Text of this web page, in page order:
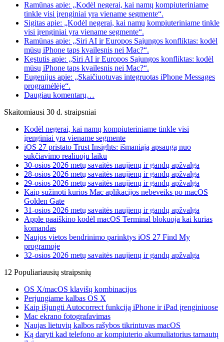
Ramūnas apie: „Kodėl negerai, kai namų kompiuteriniame
tinkle visi įrenginiai yra viename segmente“.
Sigitas apie: „Kodėl negerai, kai namų kompiuteriniame tinkle
visi įrenginiai yra viename segmente“.
Ramūnas apie: „Siri AI ir Europos Sąjungos konfliktas: kodėl
mūsų iPhone taps kvailesnis nei Mac?“.
Kęstutis apie: „Siri AI ir Europos Sąjungos konfliktas: kodėl
mūsų iPhone taps kvailesnis nei Mac?“.
Eugenijus apie: „Skaičiuotuvas integruotas iPhone Messages
programėlėje“.
Daugiau komentarų…
Skaitomiausi 30 d. straipsniai
Kodėl negerai, kai namų kompiuteriniame tinkle visi
įrenginiai yra viename segmente
iOS 27 pristato Trust Insights: išmaniąją apsaugą nuo
sukčiavimo realiuoju laiku
30-osios 2026 metų savaitės naujienų ir gandų apžvalga
28-osios 2026 metų savaitės naujienų ir gandų apžvalga
29-osios 2026 metų savaitės naujienų ir gandų apžvalga
Kaip sužinoti kurios Mac aplikacijos nebeveiks po macOS
Golden Gate
31-osios 2026 metų savaitės naujienų ir gandų apžvalga
Apple paaiškino kodėl macOS Terminal blokuoja kai kurias
komandas
Naujos vietos bendrinimo parinktys iOS 27 Find My
programoje
32-osios 2026 metų savaitės naujienų ir gandų apžvalga
12 Populiariausių straipsnių
OS X/macOS klavišų kombinacijos
Perjungiame kalbas OS X
Kaip išjungti Autocorrect funkciją iPhone ir iPad įrenginiuose
Mac ekrano fotografavimas
Naujas lietuvių kalbos rašybos tikrintuvas macOS
Ką daryti kad telefono ar kompiuterio akumuliatorius tarnautų